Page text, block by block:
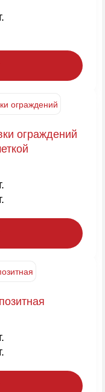
ограждений